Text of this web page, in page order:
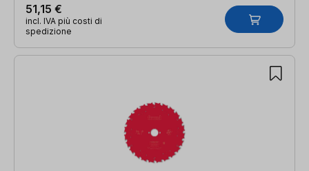
51,15 €
incl. IVA più costi di
spedizione